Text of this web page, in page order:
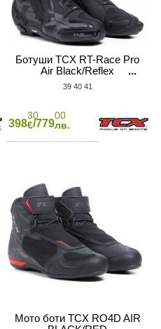
Ботуши TCX RT-Race Pro
Air Black/Reflex
39 40 41
398
30
€/779
00
лв.
Мото боти TCX RO4D AIR